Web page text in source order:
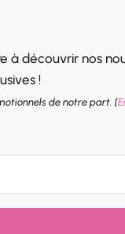
à découvrir nos
!
de notre part. [